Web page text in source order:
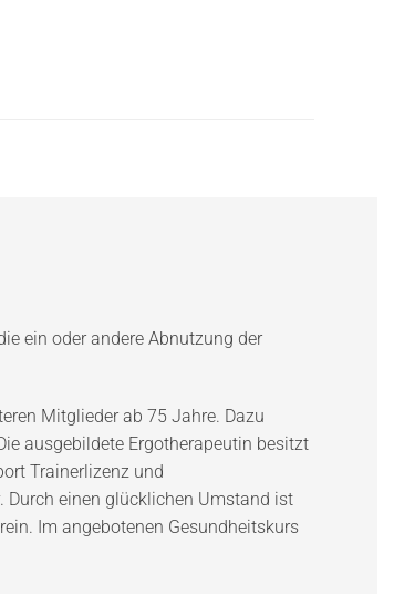
ein oder andere Abnutzung der
Mitglieder ab 75 Jahre. Dazu
ausgebildete Ergotherapeutin besitzt
Trainerlizenz und
einen glücklichen Umstand ist
Im angebotenen Gesundheitskurs